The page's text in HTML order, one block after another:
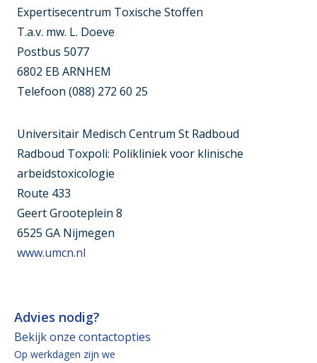
Expertisecentrum Toxische Stoffen
T.a.v. mw. L. Doeve
Postbus 5077
6802 EB ARNHEM
Telefoon (088) 272 60 25
Universitair Medisch Centrum St Radboud
Radboud Toxpoli: Polikliniek voor klinische
arbeidstoxicologie
Route 433
Geert Grooteplein 8
6525 GA Nijmegen
www.umcn.nl
Advies nodig?
Bekijk onze contactopties
Op werkdagen zijn we